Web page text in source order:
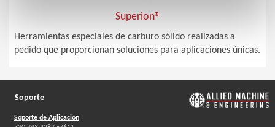
Superion®
Herramientas especiales de carburo sólido realizadas a
pedido que proporcionan soluciones para aplicaciones únicas.
Soporte
Soporte de Aplicacion